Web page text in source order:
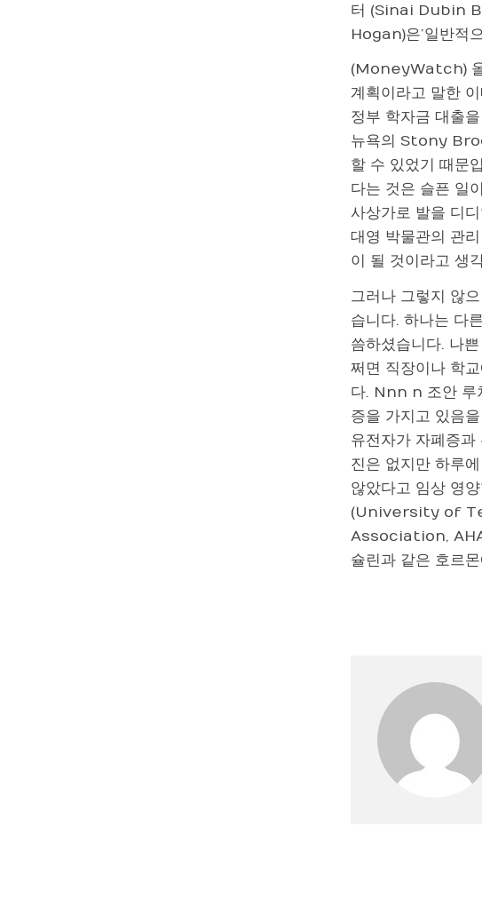
터 (Sinai Dubin
Hogan)은’일반적
(MoneyWatch) 올
계획이라고 말한
정부 학자금 대출
뉴욕의 Stony
할 수 있었기 때문
다는 것은 슬픈 일
사상가로 발을 디
대영 박물관의 관
이 될 것이라고 생
그러나 그렇지 않
습니다. 하나는 다
씀하셨습니다. 나
쩌면 직장이나 학
다. Nnn n 조안 루
증을 가지고 있음
유전자가 자폐증
진은 없지만 하루
않았다고 임상 영
(University of
Association, AHA)
슐린과 같은 호르